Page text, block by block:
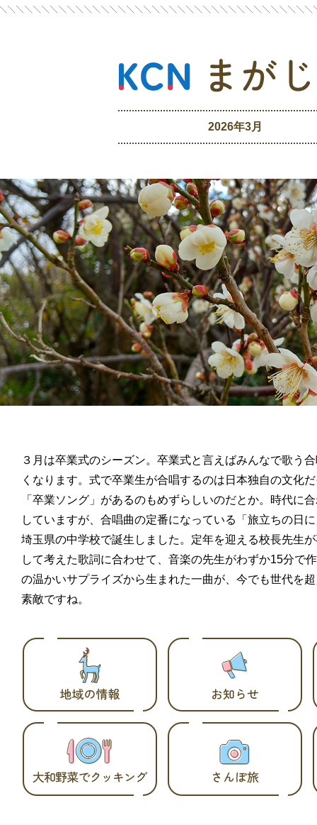
2026年3月
３月は卒業式のシーズン。卒業式と言えばみんなで歌う
くなります。式で卒業生が合唱するのは日本独自の文化
「卒業ソング」があるのもめずらしいのだとか。時代に
していますが、合唱曲の定番になっている「旅立ちの日
埼玉県の中学校で誕生しました。定年を迎える校長先生
して考えた歌詞に合わせて、音楽の先生がわずか15分で
の温かいサプライズから生まれた一曲が、今でも世代を
素敵ですね。